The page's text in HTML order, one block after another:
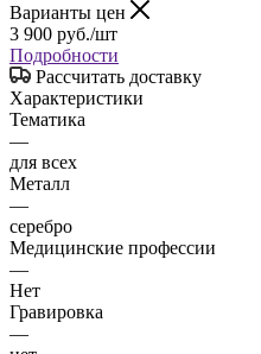
Варианты цен
3 900 руб./шт
Подробности
Рассчитать доставку
Характеристики
Тематика
—
для всех
Металл
—
серебро
Медицинские профессии
—
Нет
Гравировка
—